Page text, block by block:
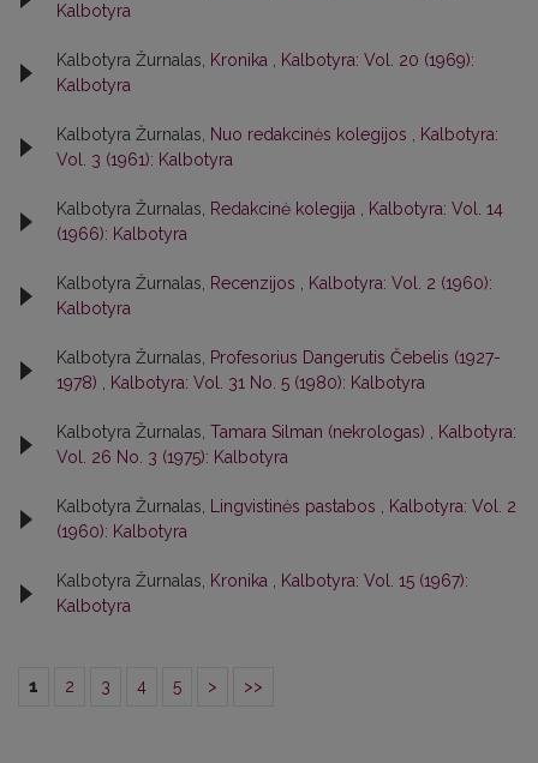
Kalbotyra
Kalbotyra Žurnalas, Kronika
Kalbotyra: Vol. 20 (1969):
Kalbotyra
Kalbotyra Žurnalas, Nuo redakcinės kolegijos
Kalbotyra:
Vol. 3 (1961): Kalbotyra
Kalbotyra Žurnalas, Redakcinė kolegija
Kalbotyra: Vol. 14
(1966): Kalbotyra
Kalbotyra Žurnalas, Recenzijos
Kalbotyra: Vol. 2 (1960):
Kalbotyra
Kalbotyra Žurnalas,
Profesorius Dangerutis Čebelis (1927-
1978)
Kalbotyra: Vol. 31 No. 5 (1980): Kalbotyra
Kalbotyra Žurnalas, Tamara Silman (nekrologas)
Kalbotyra:
Vol. 26 No. 3 (1975): Kalbotyra
Kalbotyra Žurnalas, Lingvistinės pastabos
Kalbotyra: Vol. 2
(1960): Kalbotyra
Kalbotyra Žurnalas, Kronika
Kalbotyra: Vol. 15 (1967):
Kalbotyra
1 2 3 4 5 > >>